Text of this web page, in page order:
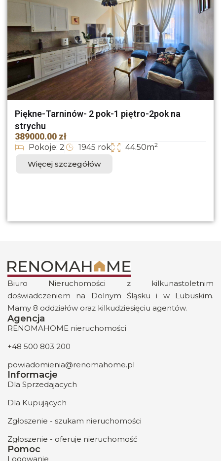
Piękne-Tarninów- 2 pok-1 piętro-2pok na
strychu
389000.00 zł
Pokoje: 2 1945 rok 44.50m2
Więcej szczegółów
Biuro Nieruchomości z kilkunastoletnim
doświadczeniem na Dolnym Śląsku i w Lubuskim.
Mamy 8 oddziałów oraz kilkudziesięciu agentów.
Agencja
RENOMAHOME nieruchomości
+48 500 803 200
powiadomienia@renomahome.pl
Informacje
Dla Sprzedajacych
Dla Kupujących
Zgłoszenie - szukam nieruchomości
Zgłoszenie - oferuje nieruchomość
Pomoc
Logowanie